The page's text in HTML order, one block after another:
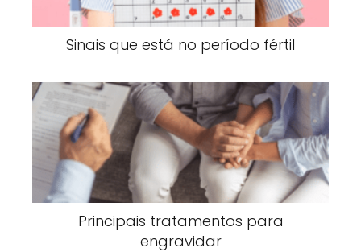
Sinais que está no período fértil
Principais tratamentos para
engravidar